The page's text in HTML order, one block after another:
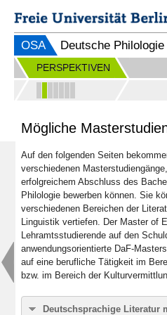
OSA Deutsche
PERSPEKTIVEN
Mögliche
Auf den folgenden Seiten
verschiedenen
erfolgreichem Abschluss des
Philologie bewerben können. Sie
verschiedenen Bereichen der
Linguistik vertiefen. Der Master of
Lehramtsstudierende auf den
anwendungsorientierte DaF-
auf eine berufliche Tätigkeit im
bzw. im Bereich der
Deutschsprachige Literatur